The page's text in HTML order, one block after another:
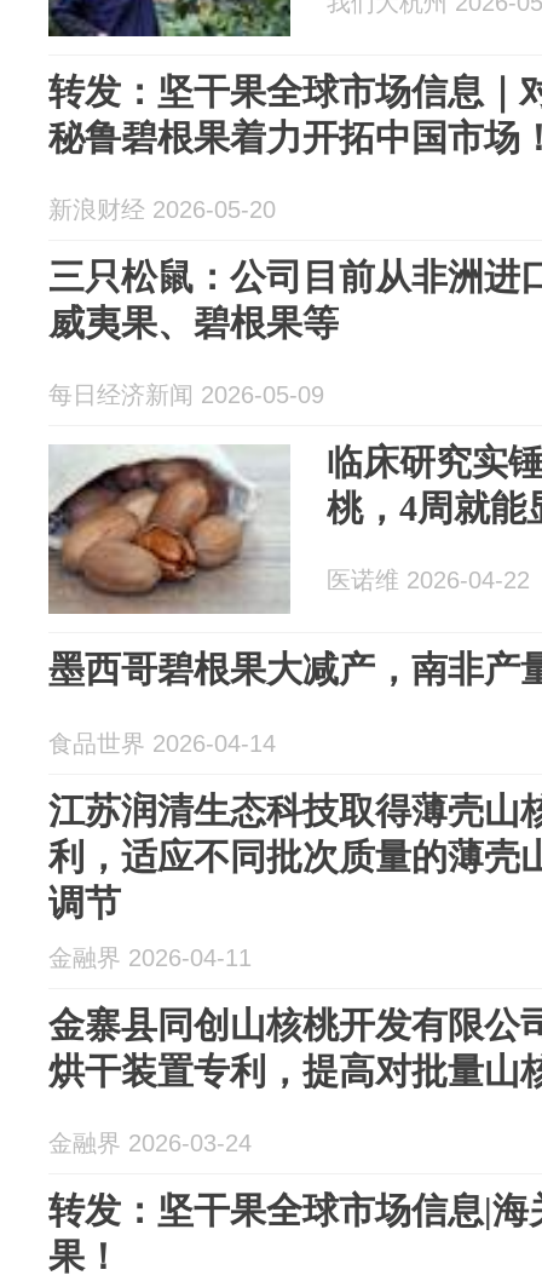
转发：坚干果全球市场信息｜
秘鲁碧根果着力开拓中国市场
新浪财经 2026-05-20
三只松鼠：公司目前从非洲进
威夷果、碧根果等
每日经济新闻 2026-05-09
临床研究实
桃，4周就能
医诺维 2026-04-22
墨西哥碧根果大减产，南非产
食品世界 2026-04-14
江苏润清生态科技取得薄壳山
利，适应不同批次质量的薄壳
调节
金融界 2026-04-11
金寨县同创山核桃开发有限公
烘干装置专利，提高对批量山
金融界 2026-03-24
转发：坚干果全球市场信息|
果！